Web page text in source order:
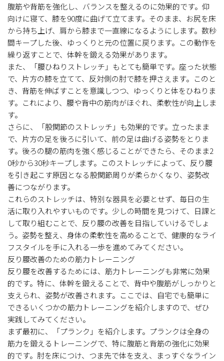
腹筋や背筋を強化し、バランスを整えるのに効果的です。仰
向けに寝て、膝を90度に曲げて立てます。そのまま、お尻を床
から持ち上げ、肩から膝まで一直線になるようにします。数秒
間キープした後、ゆっくりと元の位置に戻ります。この動作を
繰り返すことで、体幹を鍛える効果があります。
また、「腰ひねりストレッチ」もとても簡単です。座った状態
で、片方の膝を立てて、反対側の肘で膝を押さえます。このと
き、背筋を伸ばすことを意識しつつ、ゆっくりと体をひねりま
す。これにより、腰や背中の筋肉がほぐれ、柔軟性が向上しま
す。
さらに、「股関節のストレッチ」も効果的です。立ったまま
で、片方の足を後ろに引いて、前の足は曲げる姿勢をとりま
す。後ろの腿の筋肉を強く感じることができたら、そのまま2
0秒から30秒キープします。このストレッチによって、反り腰
を引き起こす原因となる股関節周りが柔らかくなり、姿勢改
善につながります。
これらのストレッチは、特別な器具を必要とせず、毎日の生
活に取り入れやすいものです。少しの時間を見つけて、日課と
して取り組むことで、反り腰の改善を目指していけるでしょ
う。姿勢を整え、身体の柔軟性を高めることで、健康的なライ
フスタイルを手に入れる一歩を進めてみてください。
反り腰改善のための筋力トレーニング
反り腰を改善するためには、筋力トレーニングも非常に効果
的です。特に、体幹を鍛えることで、背中や腹筋がしっかりと
支えられ、姿勢が改善されます。ここでは、自宅でも簡単に
できるいくつかの筋力トレーニングを紹介しますので、ぜひ
実践してみてください。
まず最初に、「プランク」を紹介します。プランクは全身の
筋力を鍛えるトレーニングで、特に腹筋と背筋の強化に効果
的です。肘を床につけ、つま先で体を支え、まっすぐなライン